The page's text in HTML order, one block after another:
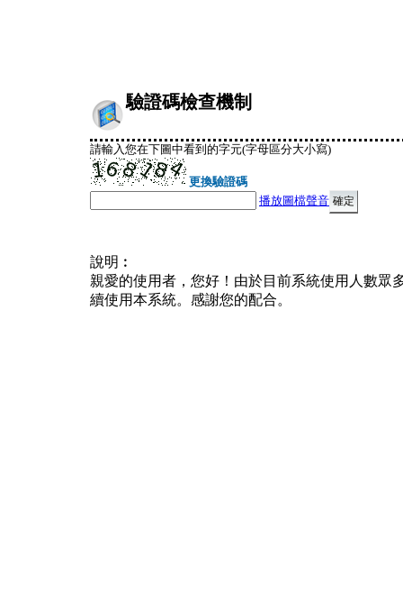
驗證碼檢查機制
請輸入您在下圖中看到的字元(字母區分大小寫)
更換驗證碼
播放圖檔聲音
說明︰
親愛的使用者，您好！由於目前系統使用人數眾
續使用本系統。感謝您的配合。